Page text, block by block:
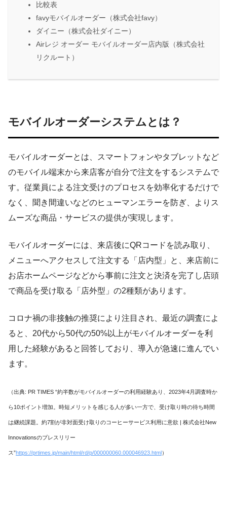
比較表
favyモバイルオーダー（株式会社favy）
ダイニー（株式会社ダイニー）​​
Airレジ オーダー モバイルオーダー店内版（株式会社
リクルート）
モバイルオーダーシステムとは？
モバイルオーダーとは、スマートフォンやタブレットなど
のモバイル端末から来店客が自分で注文をするシステムで
す。従業員による注文受けのプロセスを効率化するだけで
なく、聞き間違いなどのヒューマンエラーを防ぎ、よりス
ムーズな商品・サービスの提供が実現します。
モバイルオーダーには、来店後にQRコードを読み取り、
メニューへアクセスして注文する「店内型」と、来店前に
お店ホームページなどから事前に注文と決済を完了し店頭
で商品を受け取る「店外型」の2種類があります。
コロナ禍の非接触の推奨により注目され、最近の調査によ
ると、20代から50代の50%以上がモバイルオーダーを利
用した経験があると回答しており、導入が急速に進んでい
ます。
（出典: PR TIMES “約半数がモバイルオーダーの利用経験あり、2023年4月調査時か
ら10ポイント増加。時短メリットを感じる人が多い一方で、受け取り時の待ち時間
は継続課題。約7割が非対面受け取りのコーヒーサービス利用に意欲 | 株式会社New
Innovationsのプレスリリー
ス”https://prtimes.jp/main/html/rd/p/000000060.000046923.html）